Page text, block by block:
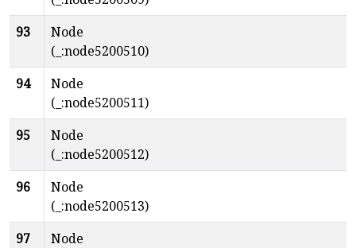
93
Node
(_:node5200510)
94
Node
(_:node5200511)
95
Node
(_:node5200512)
96
Node
(_:node5200513)
97
Node